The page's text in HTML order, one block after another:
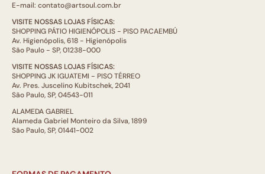
E-mail: contato@artsoul.com.br
VISITE NOSSAS LOJAS FÍSICAS:
SHOPPING PÁTIO HIGIENÓPOLIS - PISO PACAEMBÚ
Av. Higienópolis, 618 - Higienópolis
São Paulo - SP, 01238-000
VISITE NOSSAS LOJAS FÍSICAS:
SHOPPING JK IGUATEMI - PISO TÉRREO
Av. Pres. Juscelino Kubitschek, 2041
São Paulo, SP, 04543-011
ALAMEDA GABRIEL
Alameda Gabriel Monteiro da Silva, 1899
São Paulo, SP, 01441-002